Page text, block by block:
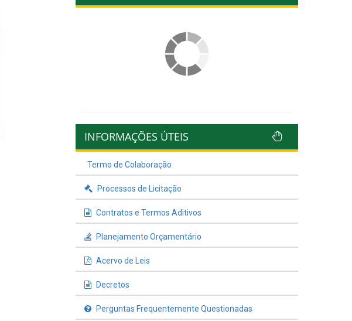
INFORMAÇÕES ÚTEIS
Termo de Colaboração
Processos de Licitação
Contratos e Termos Aditivos
Planejamento Orçamentário
Acervo de Leis
Decretos
Perguntas Frequentemente Questionadas